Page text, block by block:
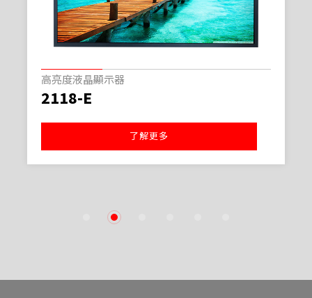
高亮度液晶顯示器
2118-E
了解更多
2